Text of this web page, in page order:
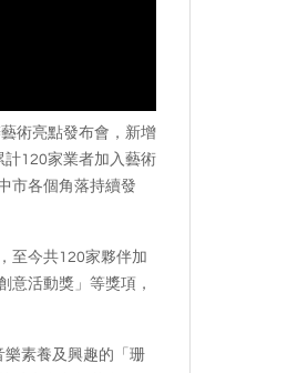
術亮點發布會，新增
計120家業者加入藝術
市各個角落持續發
至今共120家夥伴加
意活動獎」等獎項，
樂素養及興趣的「珊